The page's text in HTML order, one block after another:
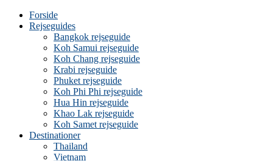
Forside
Rejseguides
Bangkok rejseguide
Koh Samui rejseguide
Koh Chang rejseguide
Krabi rejseguide
Phuket rejseguide
Koh Phi Phi rejseguide
Hua Hin rejseguide
Khao Lak rejseguide
Koh Samet rejseguide
Destinationer
Thailand
Vietnam